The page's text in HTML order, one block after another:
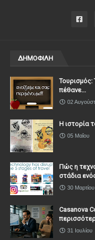
ΔΗΜΟΦΙΛΗ
Τουρισμός:
πέθανε...
02
Η ιστορία
05 Μαΐου
Πώς η
στάδια
30 Μαρτίου
Casanova
31 Ιουλίου